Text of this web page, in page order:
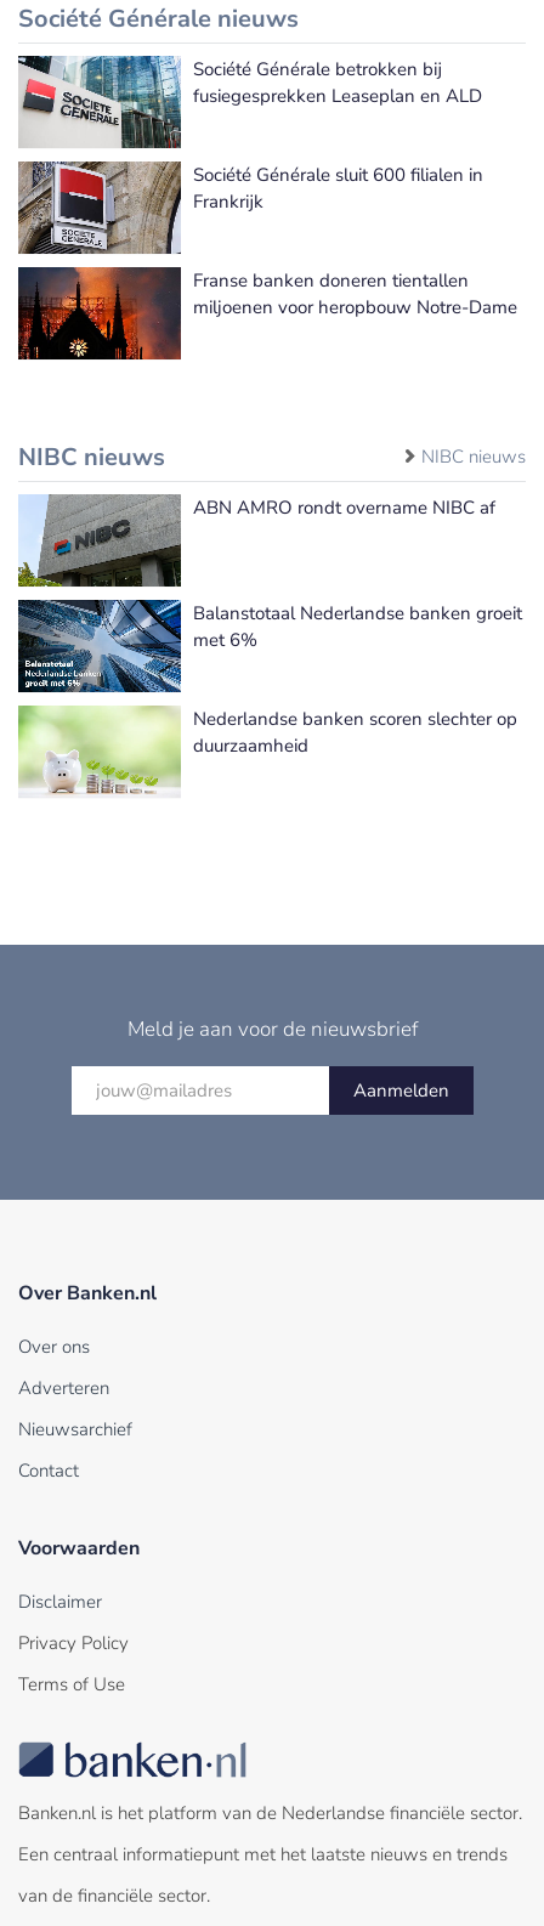
Société Générale nieuws
Société Générale nieuws
Société Générale betrokken bij
fusiegesprekken Leaseplan en ALD
Société Générale sluit 600 filialen in
Frankrijk
Franse banken doneren tientallen
miljoenen voor heropbouw Notre-Dame
NIBC nieuws NIBC nieuws
ABN AMRO rondt overname NIBC af
Balanstotaal Nederlandse banken groeit
met 6%
Nederlandse banken scoren slechter op
duurzaamheid
Meld je aan voor de nieuwsbrief
Aanmelden
Over Banken.nl
Over ons
Adverteren
Nieuwsarchief
Contact
Voorwaarden
Disclaimer
Privacy Policy
Terms of Use
Banken.nl is het platform van de Nederlandse financiële sector.
Een centraal informatiepunt met het laatste nieuws en trends
van de financiële sector.